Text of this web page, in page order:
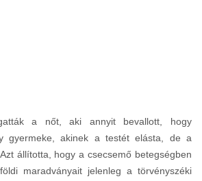
a nőt, aki annyit bevallott, hogy
gyermeke, akinek a testét elásta, de a
állította, hogy a csecsemő betegségben
maradványait jelenleg a törvényszéki